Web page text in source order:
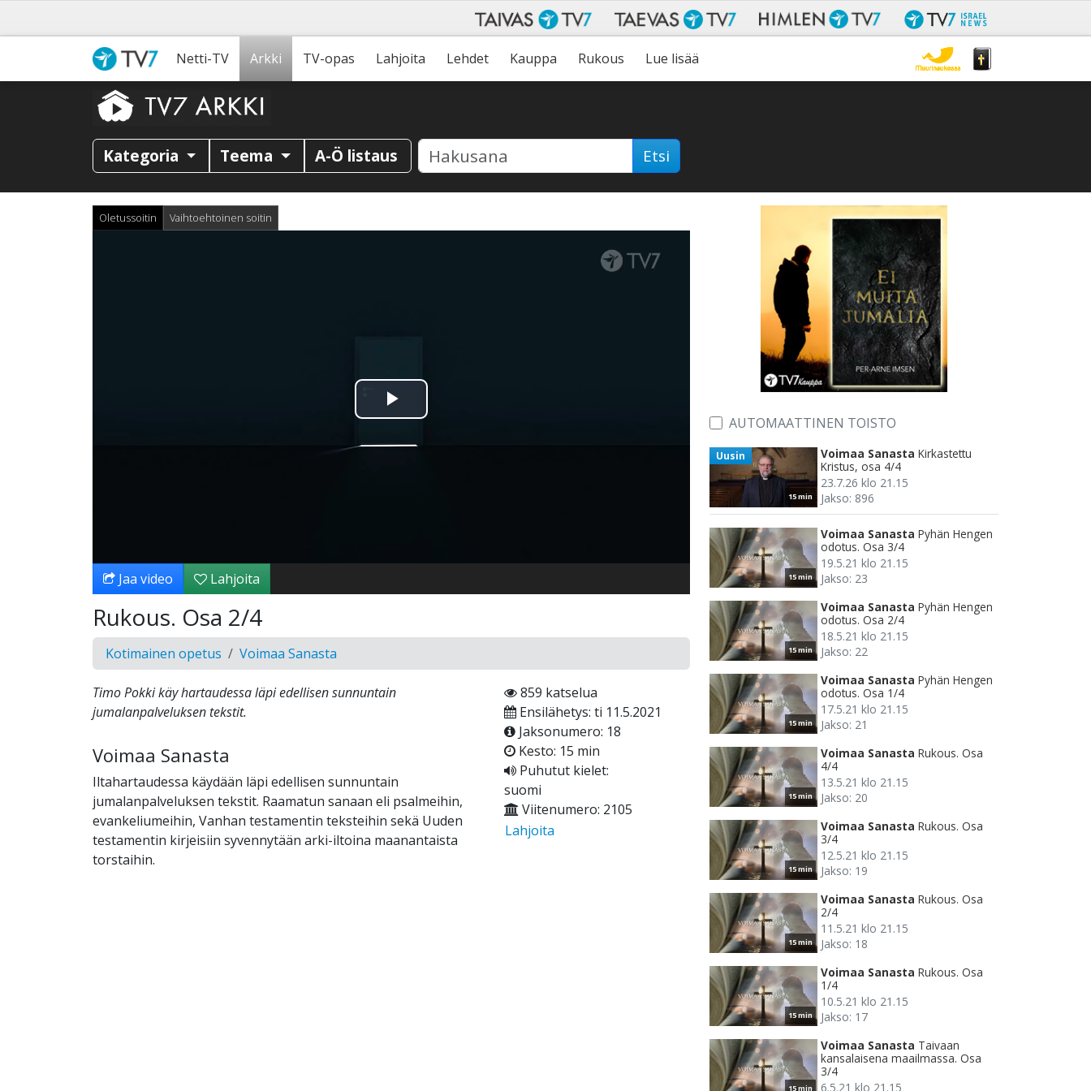
Netti-TV Arkki TV-opas Lahjoita Lehdet Kauppa Rukous Lue lisää
Kategoria Teema A-Ö listaus Etsi
Oletussoitin Vaihtoehtoinen soitin
Toista
Video
Jaa video Lahjoita
Rukous. Osa 2/4
Kotimainen opetus Voimaa Sanasta
Timo Pokki käy hartaudessa läpi edellisen sunnuntain
jumalanpalveluksen tekstit.
Voimaa Sanasta
Iltahartaudessa käydään läpi edellisen sunnuntain
jumalanpalveluksen tekstit. Raamatun sanaan eli psalmeihin,
evankeliumeihin, Vanhan testamentin teksteihin sekä Uuden
testamentin kirjeisiin syvennytään arki-iltoina maanantaista
torstaihin.
859 katselua
Ensilähetys: ti 11.5.2021
Jaksonumero: 18
Kesto: 15 min
Puhutut kielet:
suomi
Viitenumero: 2105
Lahjoita
AUTOMAATTINEN TOISTO
15 min
Uusin Voimaa Sanasta Kirkastettu
Kristus, osa 4/4
23.7.26 klo 21.15
Jakso: 896
15 min
Voimaa Sanasta Pyhän Hengen
odotus. Osa 3/4
19.5.21 klo 21.15
Jakso: 23
15 min
Voimaa Sanasta Pyhän Hengen
odotus. Osa 2/4
18.5.21 klo 21.15
Jakso: 22
15 min
Voimaa Sanasta Pyhän Hengen
odotus. Osa 1/4
17.5.21 klo 21.15
Jakso: 21
15 min
Voimaa Sanasta Rukous. Osa
4/4
13.5.21 klo 21.15
Jakso: 20
15 min
Voimaa Sanasta Rukous. Osa
3/4
12.5.21 klo 21.15
Jakso: 19
15 min
Voimaa Sanasta Rukous. Osa
2/4
11.5.21 klo 21.15
Jakso: 18
15 min
Voimaa Sanasta Rukous. Osa
1/4
10.5.21 klo 21.15
Jakso: 17
15 min
Voimaa Sanasta Taivaan
kansalaisena maailmassa. Osa
3/4
6.5.21 klo 21.15